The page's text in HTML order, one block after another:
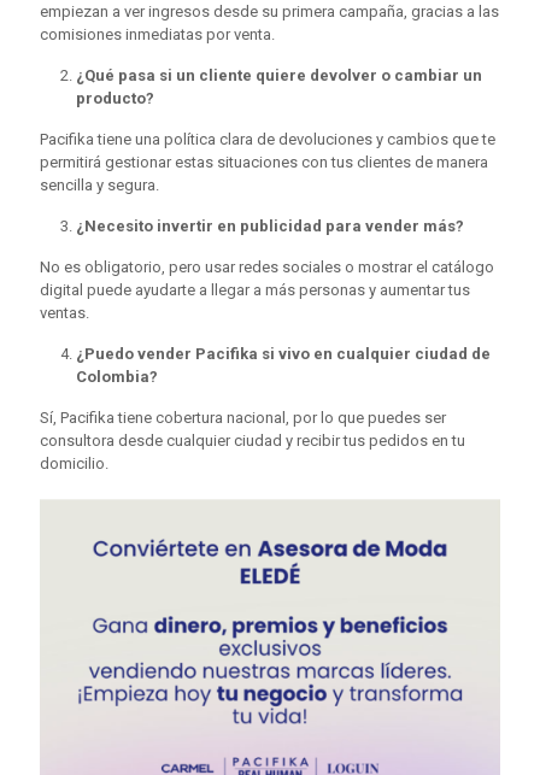
empiezan a ver ingresos desde su primera campaña, gracias a las
comisiones inmediatas por venta.
¿Qué pasa si un cliente quiere devolver o cambiar un
producto?
Pacifika tiene una política clara de devoluciones y cambios que te
permitirá gestionar estas situaciones con tus clientes de manera
sencilla y segura.
¿Necesito invertir en publicidad para vender más?
No es obligatorio, pero usar redes sociales o mostrar el catálogo
digital puede ayudarte a llegar a más personas y aumentar tus
ventas.
¿Puedo vender Pacifika si vivo en cualquier ciudad de
Colombia?
Sí, Pacifika tiene cobertura nacional, por lo que puedes ser
consultora desde cualquier ciudad y recibir tus pedidos en tu
domicilio.